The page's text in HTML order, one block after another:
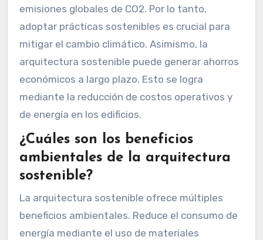
emisiones globales de CO2. Por lo tanto,
adoptar prácticas sostenibles es crucial para
mitigar el cambio climático. Asimismo, la
arquitectura sostenible puede generar ahorros
económicos a largo plazo. Esto se logra
mediante la reducción de costos operativos y
de energía en los edificios.
¿Cuáles son los beneficios
ambientales de la arquitectura
sostenible?
La arquitectura sostenible ofrece múltiples
beneficios ambientales. Reduce el consumo de
energía mediante el uso de materiales